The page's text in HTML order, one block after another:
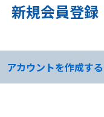
新規会員登録
アカウントを作成する